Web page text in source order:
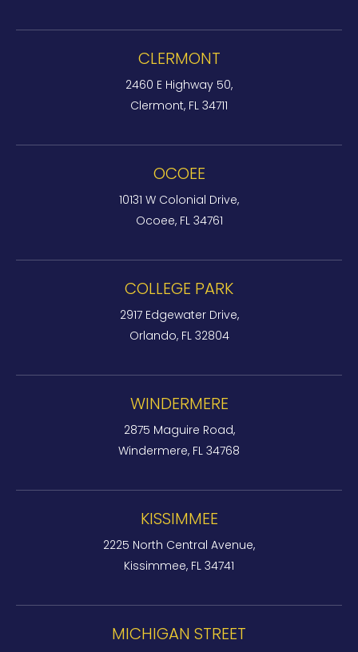
CLERMONT
2460 E Highway 50,
Clermont, FL 34711
OCOEE
10131 W Colonial Drive,
Ocoee, FL 34761
COLLEGE PARK
2917 Edgewater Drive,
Orlando, FL 32804
WINDERMERE
2875 Maguire Road,
Windermere, FL 34768
KISSIMMEE
2225 North Central Avenue,
Kissimmee, FL 34741
MICHIGAN STREET